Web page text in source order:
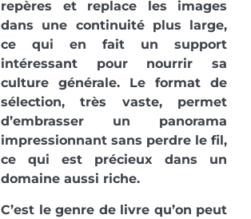
repères et replace les images
dans une continuité plus large,
ce qui en fait un support
intéressant pour nourrir sa
culture générale. Le format de
sélection, très vaste, permet
d’embrasser un panorama
impressionnant sans perdre le fil,
ce qui est précieux dans un
domaine aussi riche.
C’est le genre de livre qu’on peut